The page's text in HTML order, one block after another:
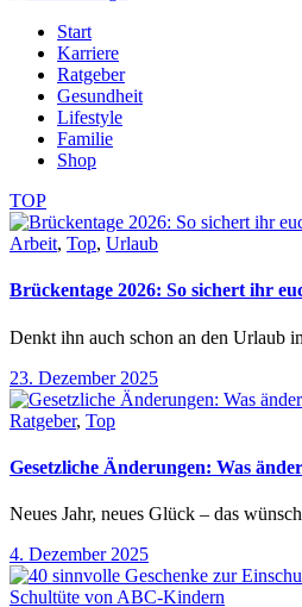
Start
Karriere
Ratgeber
Gesundheit
Lifestyle
Familie
Shop
TOP
Arbeit, Top, Urlaub
Brückentage 2026: So sichert ihr
Denkt ihn auch schon an den Urlaub
23. Dezember 2025
Ratgeber, Top
Gesetzliche Änderungen: Was
Neues Jahr, neues Glück – das
4. Dezember 2025